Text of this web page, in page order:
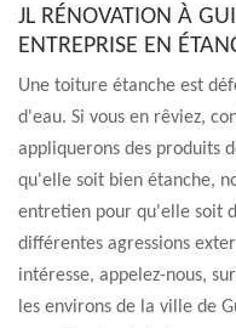
JL RÉNOVATION À
ENTREPRISE EN
Une toiture étanche est
d'eau. Si vous en rêviez,
appliquerons des produits
qu'elle soit bien étanche,
entretien pour qu'elle soit
différentes agressions
intéresse, appelez-nous,
les environs de la ville de